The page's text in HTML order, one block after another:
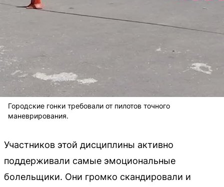
Городские гонки требовали от пилотов точного
маневрирования.
Участников этой дисциплины активно
поддерживали самые эмоциональные
болельщики. Они громко скандировали и